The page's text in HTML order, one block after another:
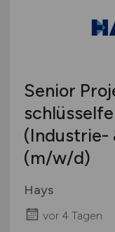
Senior
(Industrie-
(m/w/d)
Hays
vor 4 Tagen